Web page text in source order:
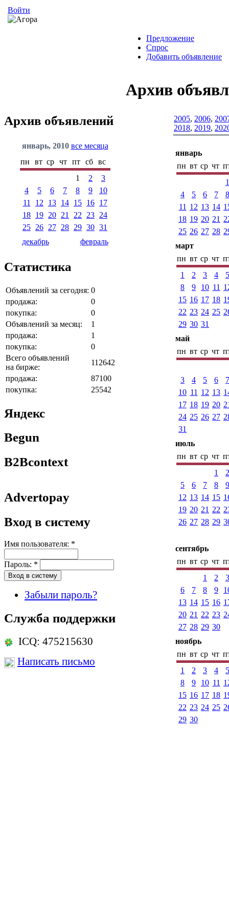
Войти
Предложение
Спрос
Добавить объявление
Архив объявлений
январь, 2010 все месяца
пн
вт ср чт пт сб
вс
1
2
3
4
5 6 7 8 9
10
11
12 13 14 15 16 17
18 19 20 21 22 23 24
25 26 27 28 29 30 31
декабрь
февраль
Статистика
Объявлений за сегодня: 0
продажа:
0
покупка:
0
Объявлений за месяц:
1
продажа:
1
покупка:
0
Всего объявлений
на бирже:
112642
продажа:
87100
покупка:
25542
Яндекс
Begun
B2Bcontext
Advertopay
Вход в систему
Имя пользователя: *
Пароль: *
Забыли пароль?
Служба поддержки
ICQ: 475215630
Написать письмо
Архив
2005, 2006,
2018, 2019,
январь
пн вт ср чт
1
4
5 6 7
8
11 12 13 14
18 19 20 21
25 26 27 28
март
пн вт ср чт
1
2 3 4
5
8
9 10 11
15 16 17 18
22 23 24 25
29 30 31
май
пн вт ср чт
3 4 5 6
7
10 11 12 13
17 18 19 20
24 25 26 27
31
июль
пн вт ср чт
1
2
5
6 7 8
9
12 13 14 15
19 20 21 22
26 27 28 29
сентябрь
пн вт ср чт
1
2
3
6
7 8 9
13 14 15 16
20 21 22 23
27 28 29 30
ноябрь
пн вт ср чт
1
2 3 4
5
8
9 10 11
15 16 17 18
22 23 24 25
29 30